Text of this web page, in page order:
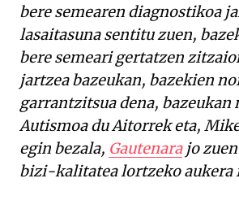
bere semearen diagnostikoa
lasaitasuna sentitu zuen,
bere semeari gertatzen
jartzea bazeukan, bazekien
garrantzitsua dena, bazeukan
Autismoa du Aitorrek eta,
egin bezala, Gautenarajo
bizi-kalitatea lortzeko aukera